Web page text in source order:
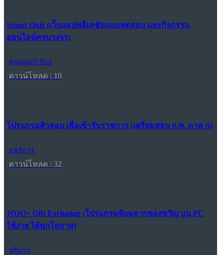
Smart Quiz (เว็บแอปพลิเคชันแบบทดสอบ และกิจกรรม
ออนไลน์ครบวงจร)
คอมเมอร์เชียล
ดาวน์โหลด : 10
โปรแกรมติวสอบ เพื่อเข้ารับราชการ (เตรียมสอบ ก.พ. ภาค ก)
แชร์แวร์
ดาวน์โหลด : 32
JOJO+ Gift Exchange (โปรแกรมจับฉลากของขวัญ บน PC
ใช้ง่าย ได้ทุกโอกาส)
ฟรีแวร์